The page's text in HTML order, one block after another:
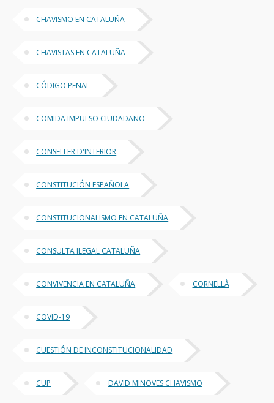
CHAVISMO EN CATALUÑA
CHAVISTAS EN CATALUÑA
CÓDIGO PENAL
COMIDA IMPULSO CIUDADANO
CONSELLER D'INTERIOR
CONSTITUCIÓN ESPAÑOLA
CONSTITUCIONALISMO EN CATALUÑA
CONSULTA ILEGAL CATALUÑA
CONVIVENCIA EN CATALUÑA CORNELLÀ
COVID-19
CUESTIÓN DE INCONSTITUCIONALIDAD
CUP DAVID MINOVES CHAVISMO